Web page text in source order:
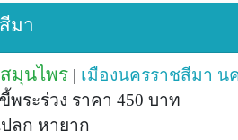
มา
มุนไพร | เมืองนครราชสีมา น
พระร่วง ราคา 450 บาท
ลก หายาก